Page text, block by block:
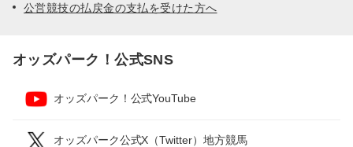
公営競技の払戻金の支払を受けた方へ
オッズパーク！公式SNS
オッズパーク！公式YouTube
オッズパーク公式X（Twitter）地方競馬